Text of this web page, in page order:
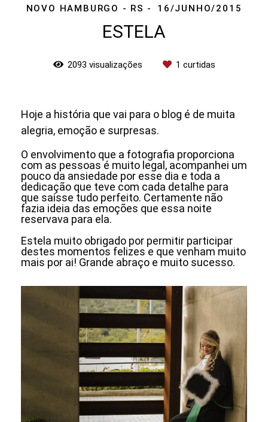
NOVO HAMBURGO - RS
16/JUNHO/2015
ESTELA
2093 visualizações 1 curtidas
Hoje a história que vai para o blog é de muita
alegria, emoção e surpresas.
O envolvimento que a fotografia proporciona
com as pessoas é muito legal, acompanhei um
pouco da ansiedade por esse dia e toda a
dedicação que teve com cada detalhe para
que saísse tudo perfeito. Certamente não
fazia ideia das emoções que essa noite
reservava para ela.
Estela muito obrigado por permitir participar
destes momentos felizes e que venham muito
mais por ai! Grande abraço e muito sucesso.